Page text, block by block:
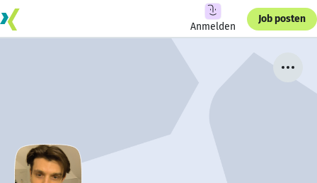
Anmelden
Job posten